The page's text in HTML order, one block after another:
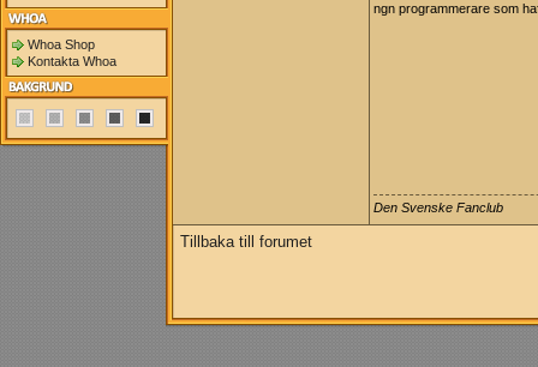
Whoa Shop
Kontakta Whoa
ngn programmerare som
Den Svenske Fanclub
Tillbaka till forumet